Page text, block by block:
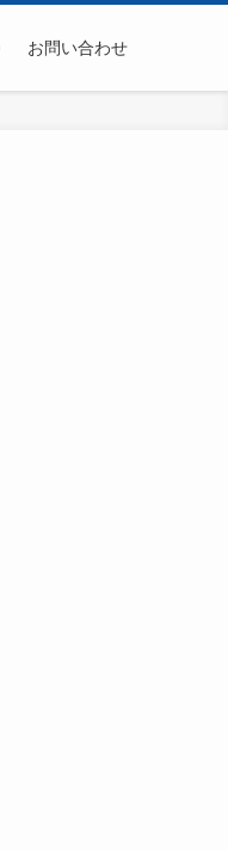
お問い合わせ